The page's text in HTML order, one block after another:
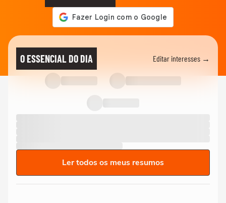
O ESSENCIAL DO DIA Editar interesses →
Ler todos os meus resumos